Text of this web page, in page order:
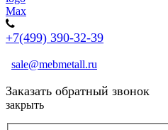
+7(499) 390-32-39
sale@mebmetall.ru
Заказать обратный звонок
закрыть